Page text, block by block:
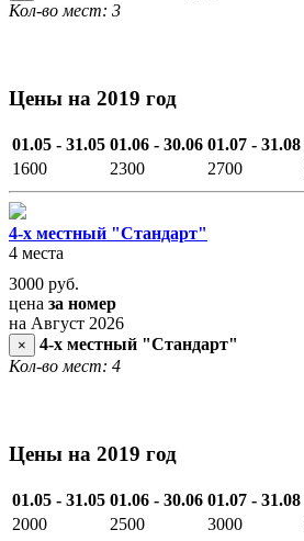
Кол-во мест: 3
Цены на 2019 год
01.05 - 31.05 01.06 - 30.06 01.07 - 31.08
1600
2300 2700
4-х местный "Стандарт"
4 места
3000 руб.
цена за номер
на Август 2026
×
4-х местный "Стандарт"
Кол-во мест: 4
Цены на 2019 год
01.05 - 31.05 01.06 - 30.06 01.07 - 31.08
2000
2500 3000